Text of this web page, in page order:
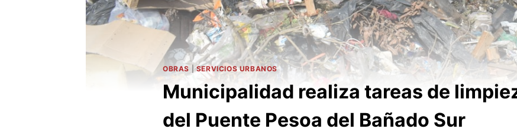
OBRAS |SERVICIOS URBANOS
Municipalidad realiza tareas de
del Puente Pesoa del Bañado Sur